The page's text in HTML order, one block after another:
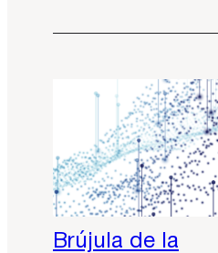
Brújula de la